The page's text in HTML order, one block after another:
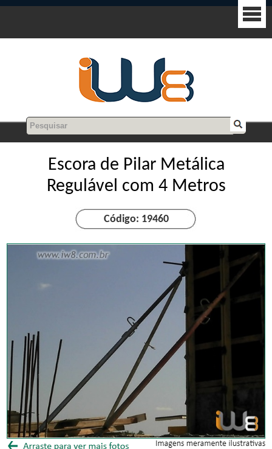
Escora de Pilar Metálica
Regulável com 4 Metros
Código: 19460